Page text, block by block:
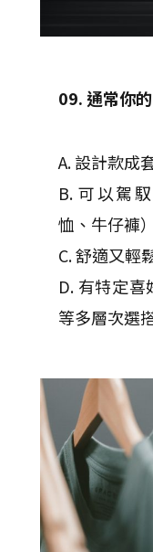
09. 通常你
A. 設計款成
B. 可以駕
恤、牛仔褲）
C. 舒適又輕
D. 有特定
等多層次選